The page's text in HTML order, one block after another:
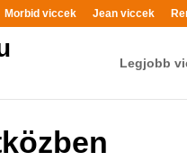
Morbid viccek Jean viccek
Legjobb